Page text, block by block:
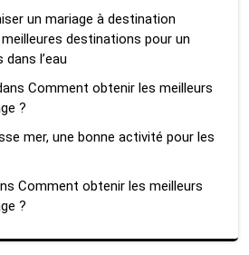
un mariage à destination
destinations pour un
l’eau
Comment obtenir les meilleurs
?
mer, une bonne activité pour les
Comment obtenir les meilleurs
?